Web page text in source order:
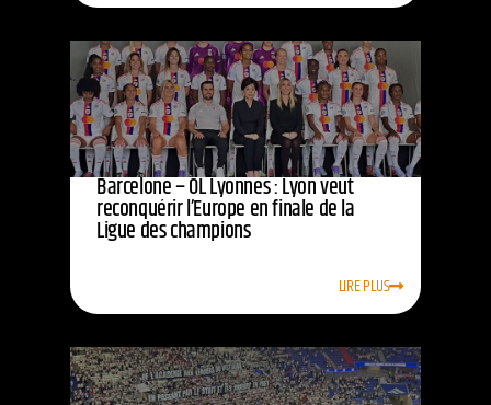
Barcelone – OL Lyonnes : Lyon veut
reconquérir l’Europe en finale de la
Ligue des champions
LIRE PLUS